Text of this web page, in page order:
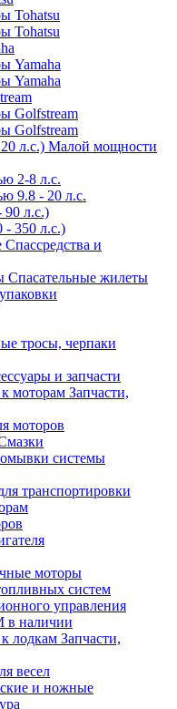
Tohatsu
Tohatsu
Yamaha
Yamaha
Golfstream
Golfstream
Малой мощности
2-8 л.с.
9.8 - 20 л.с.
л.с.)
350 л.с.)
Спассредства и
Спасательные жилеты
тросы, черпаки
и запчасти
Запчасти,
моторов
системы
транспортировки
моторы
систем
управления
в наличии
Запчасти,
весел
и ножные